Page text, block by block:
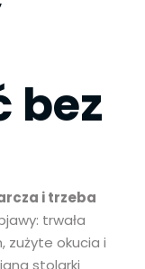
bez
i trzeba
trwała
zużyte okucia i
stolarki